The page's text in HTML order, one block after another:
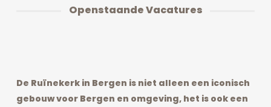
Openstaande Vacatures
De Ruïnekerk in Bergen is niet alleen een iconisch
gebouw voor Bergen en omgeving, het is ook een